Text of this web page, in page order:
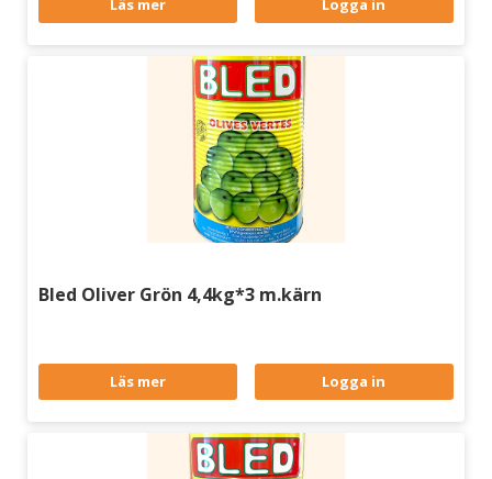
Läs mer Logga in
Bled Oliver Grön 4,4kg*3 m.kärn
Läs mer Logga in